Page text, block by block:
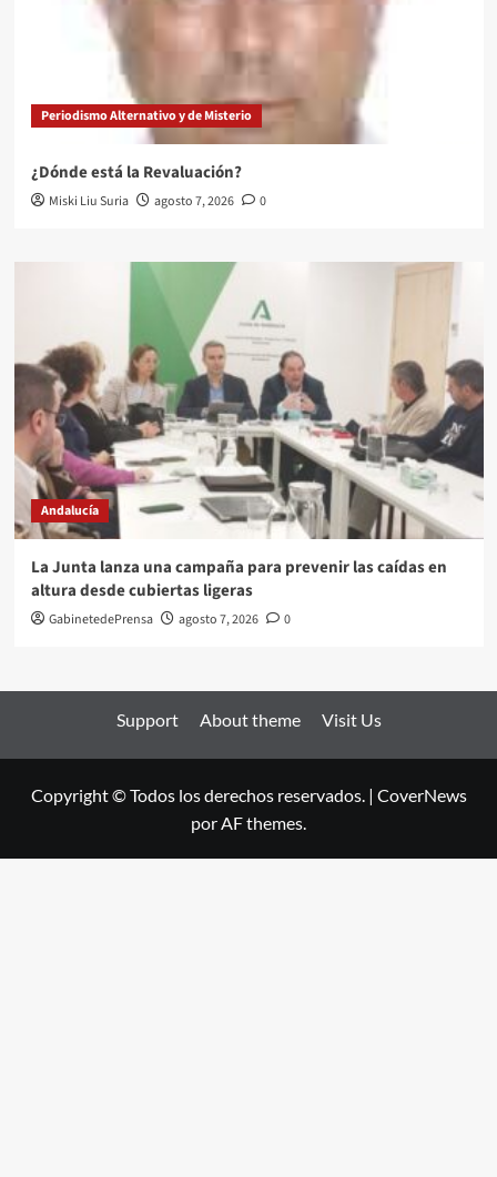
Periodismo Alternativo y de Misterio
¿Dónde está la Revaluación?
Miski Liu Suria agosto 7, 2026 0
Andalucía
La Junta lanza una campaña para prevenir las caídas en
altura desde cubiertas ligeras
GabinetedePrensa agosto 7, 2026 0
Support About theme Visit Us
Copyright © Todos los derechos reservados. | CoverNews
por AF themes.